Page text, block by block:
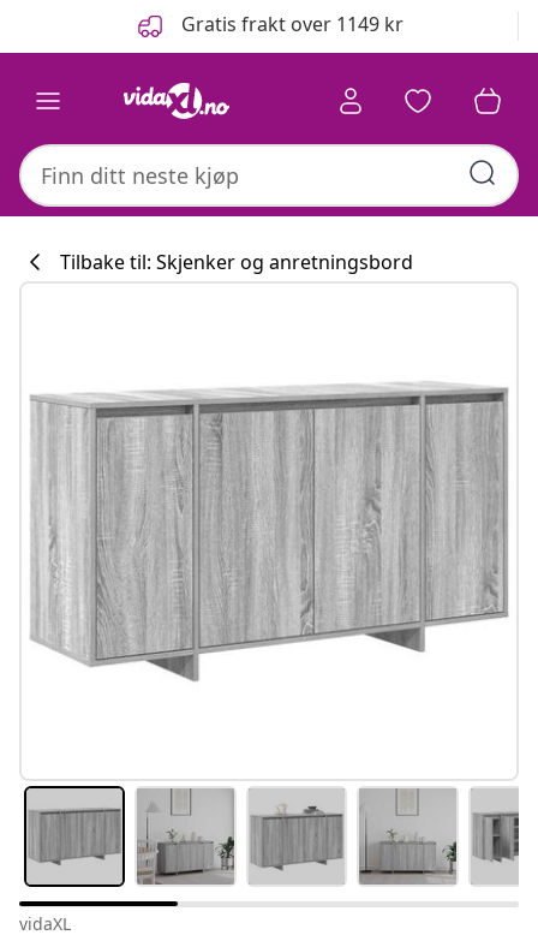
Gratis frakt over 1149 kr
Tilbake til: Skjenker og anretningsbord
vidaXL